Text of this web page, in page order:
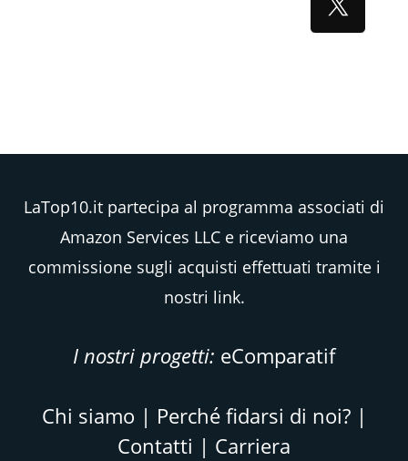
LaTop10.it partecipa al programma associati di
Amazon Services LLC e riceviamo una
commissione sugli acquisti effettuati tramite i
nostri link.
I nostri progetti: eComparatif
Chi siamo | Perché fidarsi di noi?|
Contatti | Carriera